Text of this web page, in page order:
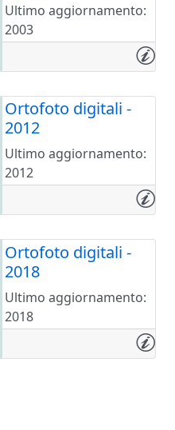
Ultimo aggiornamento:
2003
Ortofoto digitali -
2012
Ultimo aggiornamento:
2012
Ortofoto digitali -
2018
Ultimo aggiornamento:
2018